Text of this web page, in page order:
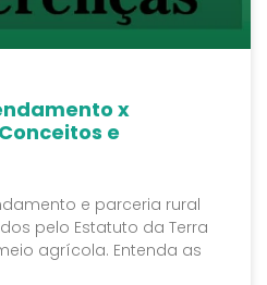
x
e
e parceria rural
pelo Estatuto da Terra
agrícola. Entenda as